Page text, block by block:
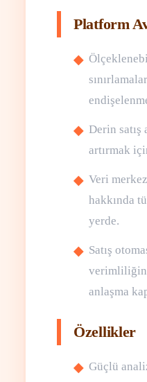
Platform
Derin satış
artırmak
Veri
hakkında
yerde.
Satış
verimliliğini
anlaşma
Özellikler
Güçlü